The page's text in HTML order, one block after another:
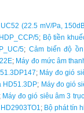
(22.5 mV/Pa,
5; Bộ tiền
5; Cảm biến độ
; Máy đo mức âm
; Máy đo gió
HD51.3DP; Máy đo gió
; Máy đo gió siêu âm 3
; Bộ phát tín